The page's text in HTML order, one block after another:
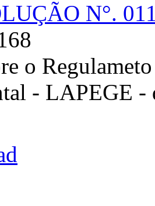
N°.
o
- LAPEGE -